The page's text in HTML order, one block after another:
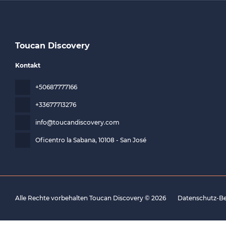
Toucan Discovery
Kontakt
+50687777166
+33677713276
info@toucandiscovery.com
Oficentro la Sabana, 10108 - San José
Alle Rechte vorbehalten Toucan Discovery © 2026 Datenschutz-